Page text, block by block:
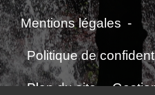
Mentions légales -
Politique de
Plan du site -